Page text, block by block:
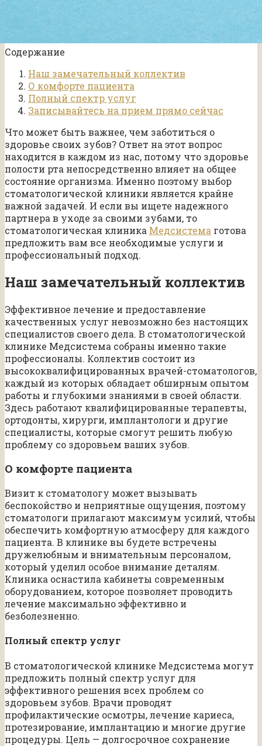
Содержание
Наш замечательный коллектив
О комфорте пациента
Полный спектр услуг
Записывайтесь на прием прямо сейчас
Что может быть важнее, чем заботиться о
здоровье своих зубов? Ответ на этот вопрос
находится в каждом из нас, потому что здоровье
полости рта непосредственно влияет на общее
состояние организма. Именно поэтому выбор
стоматологической клиники является крайне
важной задачей. И если вы ищете надежного
партнера в уходе за своими зубами, то
стоматологическая клиника Медсистема готова
предложить вам все необходимые услуги и
профессиональный подход.
Наш замечательный коллектив
Эффективное лечение и предоставление
качественных услуг невозможно без настоящих
специалистов своего дела. В стоматологической
клинике Медсистема собраны именно такие
профессионалы. Коллектив состоит из
высококвалифицированных врачей-стоматологов,
каждый из которых обладает обширным опытом
работы и глубокими знаниями в своей области.
Здесь работают квалифицированные терапевты,
ортодонты, хирурги, имплантологи и другие
специалисты, которые смогут решить любую
проблему со здоровьем ваших зубов.
О комфорте пациента
Визит к стоматологу может вызывать
беспокойство и неприятные ощущения, поэтому
стоматологи прилагают максимум усилий, чтобы
обеспечить комфортную атмосферу для каждого
пациента. В клинике вы будете встречены
дружелюбным и внимательным персоналом,
который уделил особое внимание деталям.
Клиника оснастила кабинеты современным
оборудованием, которое позволяет проводить
лечение максимально эффективно и
безболезненно.
Полный спектр услуг
В стоматологической клинике Медсистема могут
предложить полный спектр услуг для
эффективного решения всех проблем со
здоровьем зубов. Врачи проводят
профилактические осмотры, лечение кариеса,
протезирование, имплантацию и многие другие
процедуры. Цель — долгосрочное сохранение